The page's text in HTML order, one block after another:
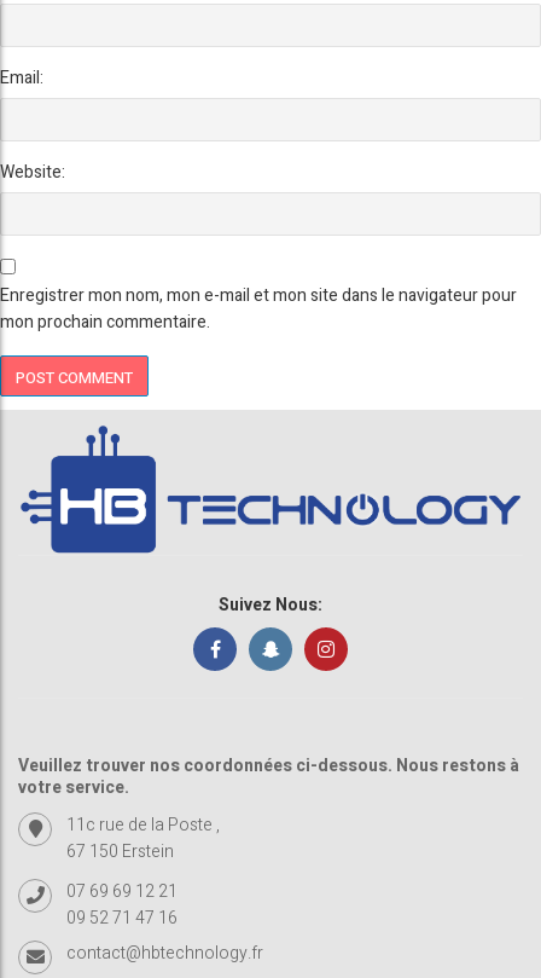
Email:
Website:
Enregistrer mon nom, mon e-mail et mon site dans le navigateur pour
mon prochain commentaire.
Suivez Nous:
Veuillez trouver nos coordonnées ci-dessous. Nous restons à
votre service.
11c rue de la Poste ,
67 150 Erstein
07 69 69 12 21
09 52 71 47 16
contact@hbtechnology.fr